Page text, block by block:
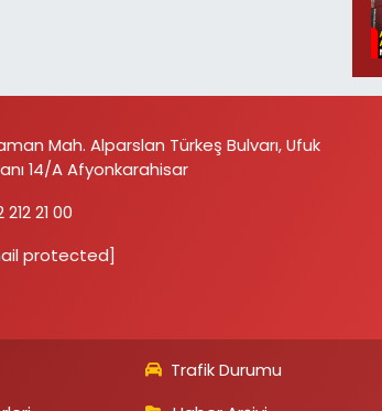
Mah. Alparslan Türkeş Bulvarı, Ufuk
14/A Afyonkarahisar
212 21 00
protected]
Trafik Durumu